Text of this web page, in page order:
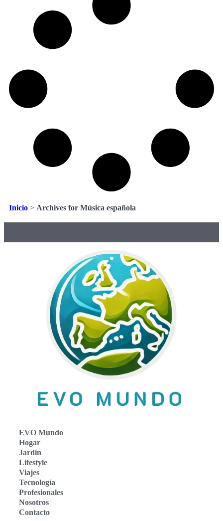
Inicio > Archives for Música española
EVO Mundo
Hogar
Jardin
Lifestyle
Viajes
Tecnología
Profesionales
Nosotros
Contacto